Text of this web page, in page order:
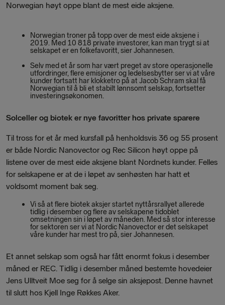
Norwegian høyt oppe blant de mest eide aksjene.
Norwegian troner på topp over de mest eide aksjene i
2019. Med 10 818 private investorer, kan man trygt si at
selskapet er en folkefavoritt, sier Johannesen.
Selv med et år som har vært preget av store operasjonelle
utfordringer, flere emisjoner og ledelsesbytter ser vi at våre
kunder fortsatt har klokketro på at Jacob Schram skal få
Norwegian til å bli et stabilt lønnsomt selskap, fortsetter
investeringsøkonomen.
Solceller og biotek er nye favoritter hos private sparere
Til tross for et år med kursfall på henholdsvis 36 og 55 prosent
er både Nordic Nanovector og Rec Silicon høyt oppe på
listene over de mest eide aksjene blant Nordnets kunder. Felles
for selskapene er at de i løpet av senhøsten har hatt et
voldsomt moment bak seg.
Vi så at flere biotek aksjer startet nyttårsrallyet allerede
tidlig i desember og flere av selskapene tidoblet
omsetningen sin i løpet av måneden. Med så stor interesse
for sektoren ser vi at Nordic Nanovector er det selskapet
våre kunder har mest tro på, sier Johannesen.
Et annet selskap som også har fått enormt fokus i desember
måned er REC. Tidlig i desember måned bestemte hovedeier
Jens Ulltveit Moe seg for å selge sin aksjepost. Denne havnet
til slutt hos Kjell Inge Røkkes Aker.